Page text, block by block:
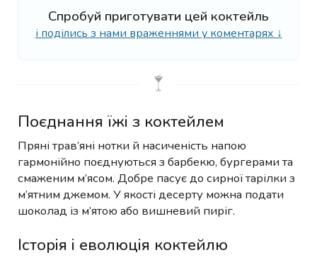
Спробуй приготувати цей коктейль
і поділись з нами враженнями у коментарях ↓
Поєднання їжі з коктейлем
Пряні трав’яні нотки й насиченість напою
гармонійно поєднуються з барбекю, бургерами та
смаженим м’ясом. Добре пасує до сирної тарілки з
м’ятним джемом. У якості десерту можна подати
шоколад із м’ятою або вишневий пиріг.
Історія і еволюція коктейлю